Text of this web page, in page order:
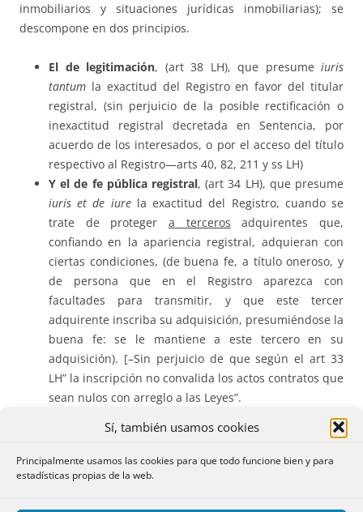
Sí, también usamos cookies
Principalmente usamos las cookies para que todo funcione bien y para
estadísticas propias de la web.
inmobiliarios y situaciones jurídicas inmobiliarias); se
descompone en dos principios.
El de legitimación, (art 38 LH), que presume iuris
tantum la exactitud del Registro en favor del titular
registral, (sin perjuicio de la posible rectificación o
inexactitud registral decretada en Sentencia, por
acuerdo de los interesados, o por el acceso del título
respectivo al Registro—arts 40, 82, 211 y ss LH)
Y el de fe pública registral, (art 34 LH), que presume
iuris et de iurela exactitud del Registro, cuando se
trate de proteger a terceros adquirentes que,
confiando en la apariencia registral, adquieran con
ciertas condiciones, (de buena fe, a título oneroso, y
de persona que en el Registro aparezca con
facultades para transmitir, y que este tercer
adquirente inscriba su adquisición, presumiéndose la
buena fe: se le mantiene a este tercero en su
adquisición). [–Sin perjuicio de que según el art 33
LH” la inscripción no convalida los actos contratos que
sean nulos con arreglo a las Leyes”.
–Según los autores monistas, (Jerónimo González, Roca
Sastre), el principio de publicidad tiene un doble aspecto: